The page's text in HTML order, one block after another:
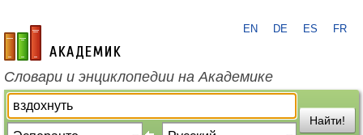
academic.ru
EN DE ES FR
Словари и энциклопедии на Академике
Найти!